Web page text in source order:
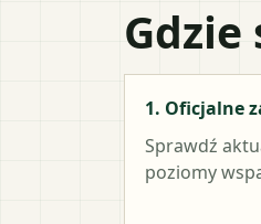
1. Oficjalne
Sprawdź
poziomy